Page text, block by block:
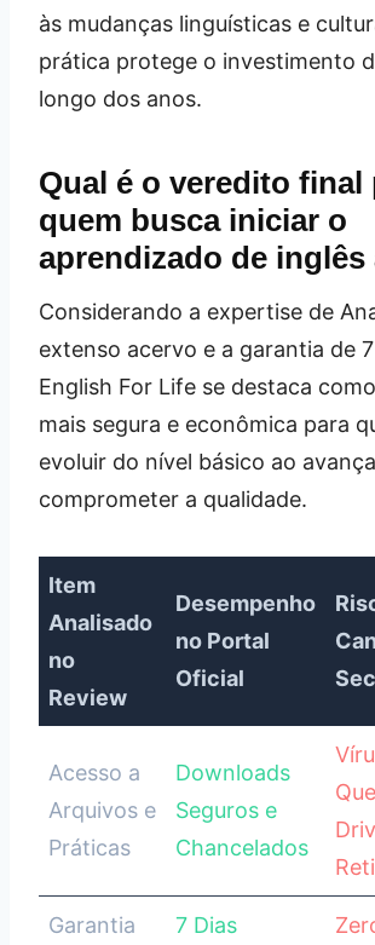
às mudanças linguísticas e
prática protege o investimento
longo dos anos.
Qual é o veredito final
quem busca iniciar o
aprendizado de inglês
Considerando a expertise de
extenso acervo e a garantia de
English For Life se destaca
mais segura e econômica para
evoluir do nível básico ao
comprometer a qualidade.
Item
Analisado
no
Review
Desempenho
no Portal
Oficial
Acesso a
Arquivos e
Práticas
Downloads
Seguros e
Chancelados
Garantia
7 Dias